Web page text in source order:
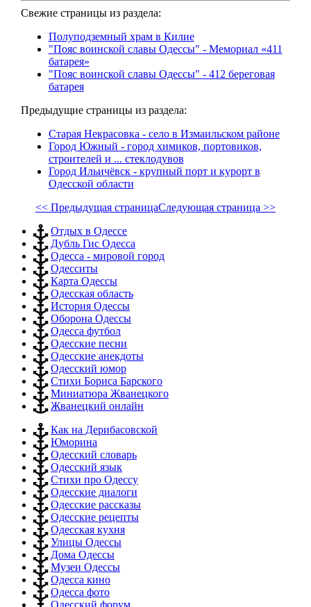
Свежие страницы из раздела:
Полуподземный храм в Килие
"Пояс воинской славы Одессы" - Мемориал «411
батарея»
"Пояс воинской славы Одессы" - 412 береговая
батарея
Предыдущие страницы из раздела:
Старая Некрасовка - село в Измаильском районе
Город Южный - город химиков, портовиков,
строителей и ... стеклодувов
Город Ильичёвск - крупный порт и курорт в
Одесской области
<< Предыдущая страницаСледующая страница >>
Отдых в Одессе
Дубль Гис Одесса
Одесса - мировой город
Одесситы
Карта Одессы
Одесская область
История Одессы
Оборона Одессы
Одесса футбол
Одесские песни
Одесские анекдоты
Одесский юмор
Стихи Бориса Барского
Миниатюра Жванецкого
Жванецкий онлайн
Как на Дерибасовской
Юморина
Одесский словарь
Одесский язык
Стихи про Одессу
Одесские диалоги
Одесские рассказы
Одесские рецепты
Одесская кухня
Улицы Одессы
Дома Одессы
Музеи Одессы
Одесса кино
Одесса фото